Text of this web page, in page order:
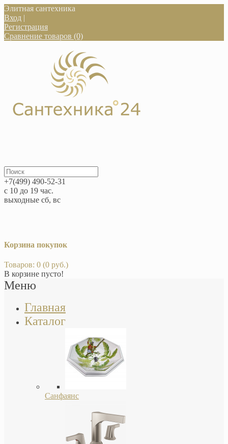
Элитная сантехника
Вход |
Регистрация
Сравнение товаров (0)
+7(499) 490-52-31
с 10 до 19 час.
выходные сб, вс
Корзина покупок
Товаров: 0 (0 руб.)
В корзине пусто!
Меню
Главная
Каталог
Санфаянс